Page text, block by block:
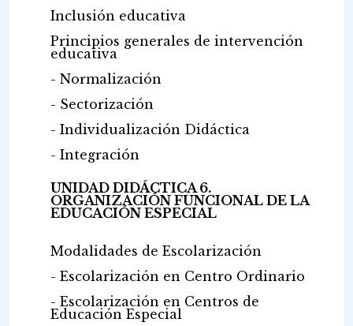
Inclusión educativa
Principios generales de intervención
educativa
- Normalización
- Sectorización
- Individualización Didáctica
- Integración
UNIDAD DIDÁCTICA 6.
ORGANIZACIÓN FUNCIONAL DE LA
EDUCACIÓN ESPECIAL
Modalidades de Escolarización
- Escolarización en Centro Ordinario
- Escolarización en Centros de
Educación Especial